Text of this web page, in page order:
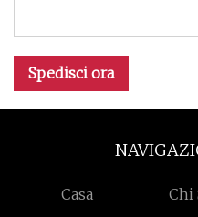
Spedisci ora
Casa Chi